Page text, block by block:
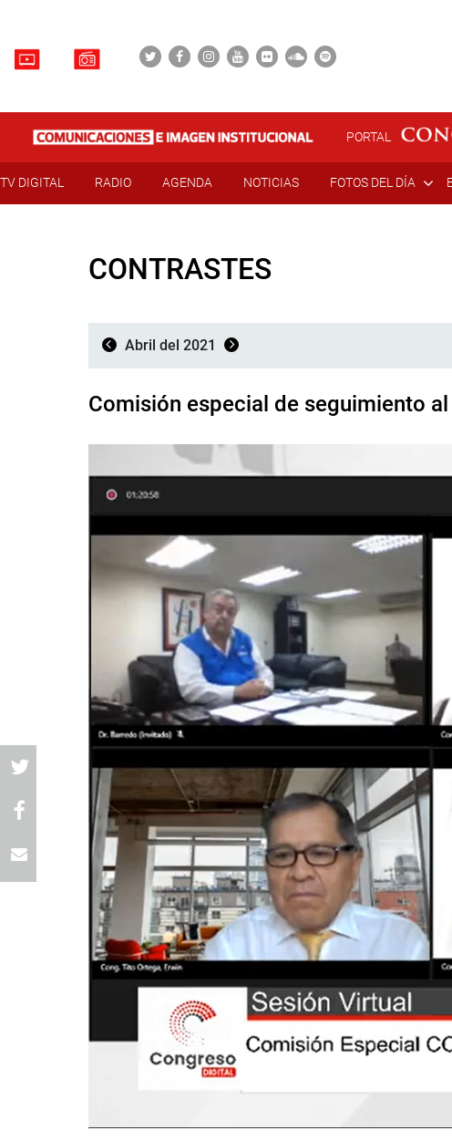
PORTAL
TV DIGITAL RADIO AGENDA NOTICIAS FOTOS DEL DÍA
CONTRASTES
Abril del 2021
Comisión especial de seguimiento